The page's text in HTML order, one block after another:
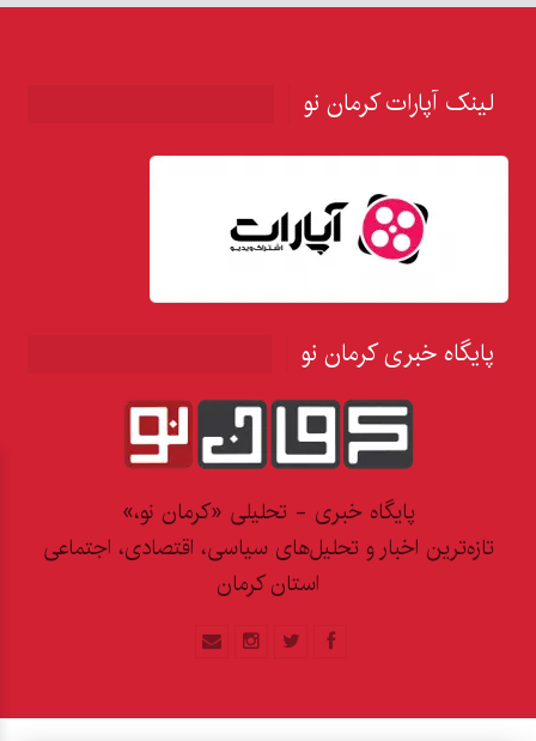
لینک آپارات کرمان نو
پایگاه خبری کرمان نو
پایگاه خبری - تحلیلی «کرمان نو،»
تازه‌ترین اخبار و تحلیل‌های سیاسی، اقتصادی، اجتماعی
استان کرمان